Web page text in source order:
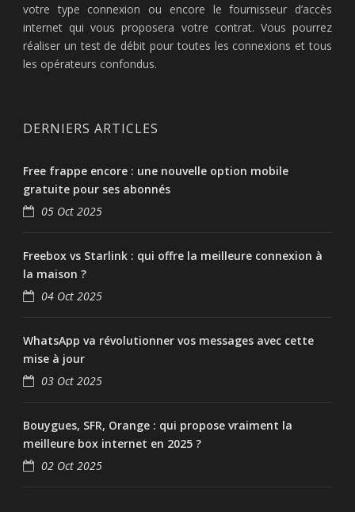
votre type connexion ou encore le fournisseur d’accès
internet qui vous proposera votre contrat. Vous pourrez
réaliser un test de débit pour toutes les connexions et tous
les opérateurs confondus.
DERNIERS ARTICLES
Free frappe encore : une nouvelle option mobile
gratuite pour ses abonnés
05 Oct 2025
Freebox vs Starlink : qui offre la meilleure connexion à
la maison ?
04 Oct 2025
WhatsApp va révolutionner vos messages avec cette
mise à jour
03 Oct 2025
Bouygues, SFR, Orange : qui propose vraiment la
meilleure box internet en 2025 ?
02 Oct 2025